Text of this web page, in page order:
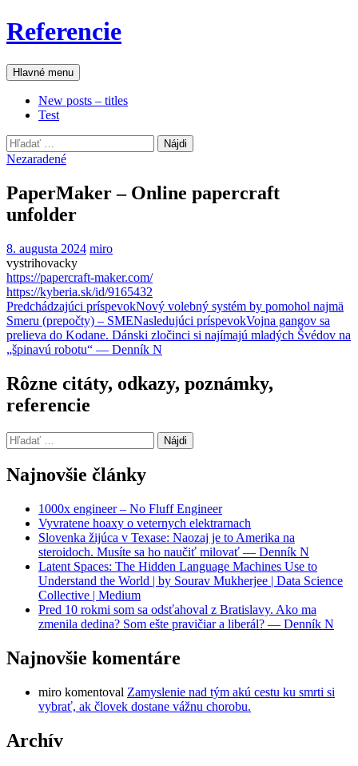
Preskočiť
na
Referencie
Hľadať
Hlavné menu
New posts – titles
Test
Hľadať:
Nezaradené
PaperMaker – Online papercraft
unfolder
8. augusta 2024 miro
vystrihovacky
https://papercraft-maker.com/
https://kyberia.sk/id/9165432
Navigácia
článkami
Predchádzajúci príspevokNový volebný systém by pomohol najmä
Smeru (prepočty) – SMENasledujúci príspevokVojna gangov sa
prelieva do Kodane. Dánski zločinci si najímajú mladých Švédov na
„špinavú robotu“ — Denník N
Rôzne citáty, odkazy, poznámky,
referencie
Hľadať:
Najnovšie články
1000x engineer – No Fluff Engineer
Vyvratene hoaxy o veternych elektrarnach
Slovenka žijúca v Texase: Naozaj je to Amerika na
steroidoch. Musíte sa ho naučiť milovať — Denník N
Latent Spaces: The Hidden Language Machines Use to
Understand the World | by Sourav Mukherjee | Data Science
Collective | Medium
Pred 10 rokmi som sa odsťahoval z Bratislavy. Ako ma
zmenila dedina? Som ešte pravičiar a liberál? — Denník N
Najnovšie komentáre
miro komentoval Zamyslenie nad tým akú cestu ku smrti si
vybrať, ak človek dostane vážnu chorobu.
Archív